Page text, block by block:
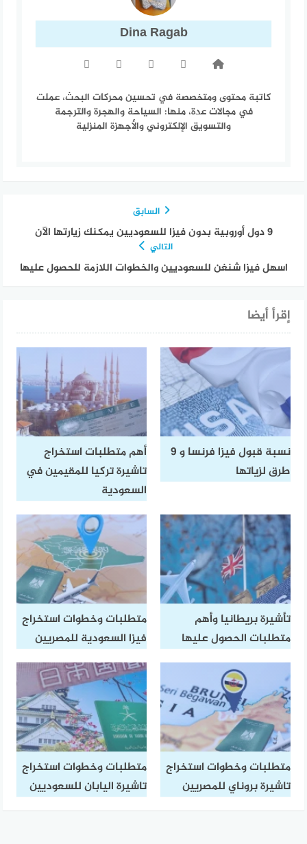
Dina Ragab
كاتبة محتوى ومتخصصة في تحسين محركات البحث، عملت
في مجالات عدة، منها: السياحة والهجرة والترجمة
والتسويق الإلكتروني والأجهزة المنزلية
السابق
9 دول أوروبية بدون فيزا للسعوديين يمكنك زيارتها الآن
التالي
اسهل فيزا شنغن للسعوديين والخطوات اللازمة للحصول عليها
إقرأ أيضا
نسبة قبول فيزا فرنسا و 9
طرق لزياتها
أهم متطلبات استخراج
تاشيرة تركيا للمقيمين في
السعودية
تأشيرة بريطانيا وأهم
متطلبات الحصول عليها
متطلبات وخطوات استخراج
فيزا السعودية للمصريين
متطلبات وخطوات استخراج
تاشيرة بروناي للمصريين
متطلبات وخطوات استخراج
تاشيرة اليابان للسعوديين